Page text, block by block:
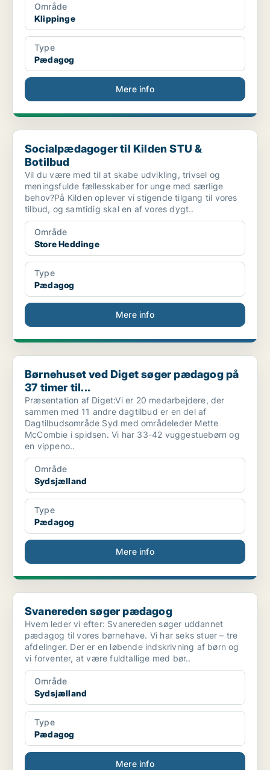
Område
Klippinge
Type
Pædagog
Mere info
Socialpædagoger til Kilden STU & Botilbud
Socialpædagoger til Kilden STU &
Botilbud
Vil du være med til at skabe udvikling, trivsel og
meningsfulde fællesskaber for unge med særlige
behov?På Kilden oplever vi stigende tilgang til vores
tilbud, og samtidig skal en af vores dygt..
Område
Store Heddinge
Type
Pædagog
Mere info
Børnehuset ved Diget søger pædagog på 37 timer til...
Børnehuset ved Diget søger pædagog på
37 timer til...
Præsentation af Diget:Vi er 20 medarbejdere, der
sammen med 11 andre dagtilbud er en del af
Dagtilbudsområde Syd med områdeleder Mette
McCombie i spidsen. Vi har 33-42 vuggestuebørn og
en vippeno..
Område
Sydsjælland
Type
Pædagog
Mere info
Svanereden søger pædagog
Svanereden søger pædagog
Hvem leder vi efter: Svanereden søger uddannet
pædagog til vores børnehave. Vi har seks stuer – tre
afdelinger. Der er en løbende indskrivning af børn og
vi forventer, at være fuldtallige med bør..
Område
Sydsjælland
Type
Pædagog
Mere info